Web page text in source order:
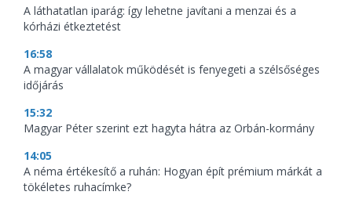
A láthatatlan iparág: így lehetne javítani a menzai és a
kórházi étkeztetést
16:58
A magyar vállalatok működését is fenyegeti a szélsőséges
időjárás
15:32
Magyar Péter szerint ezt hagyta hátra az Orbán-kormány
14:05
A néma értékesítő a ruhán: Hogyan épít prémium márkát a
tökéletes ruhacímke?